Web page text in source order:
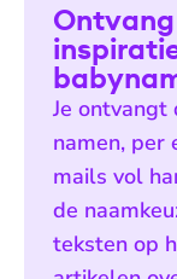
Je
namen, per
mails vol
de
teksten op